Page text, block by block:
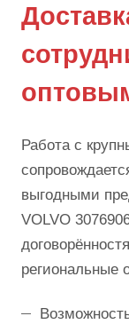
Работа с
выгодными
VOLVO
региональные